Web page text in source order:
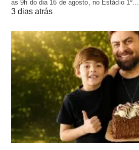
as 9h do dia 16 de agosto, no Estádio 1º…
3 dias atrás